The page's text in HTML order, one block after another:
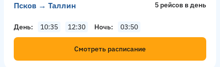
Псков → Таллин 5 рейсов в день
День 10:35 12:30 Ночь 03:50
Смотреть расписание